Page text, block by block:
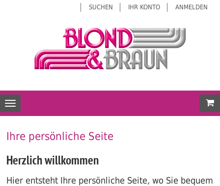
SUCHEN IHR KONTO ANMELDEN
Toggle navigation
Ihre persönliche Seite
Herzlich willkommen
Hier entsteht Ihre persönliche Seite, wo Sie bequem